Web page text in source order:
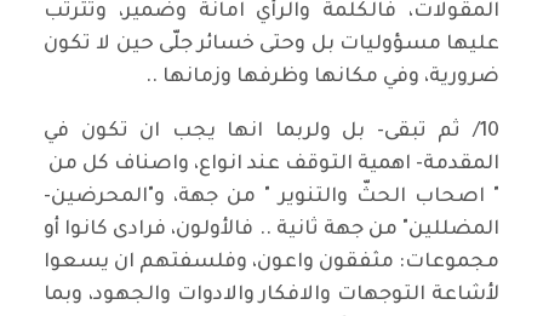
المقولات، فالكلمة والرأي امانة وضمير، وتترتب
عليها مسؤوليات بل وحتى خسائر جلّى حين لا تكون
ضرورية، وفي مكانها وظرفها وزمانها ..
10/ ثم تبقى- بل ولربما انها يجب ان تكون في
المقدمة- اهمية التوقف عند انواع، واصناف كل من
" اصحاب الحثّ والتنوير " من جهة، و"المحرضين-
المضللين" من جهة ثانية .. فالأولون، فرادى كانوا أو
مجموعات: مثفقون واعون، وفلسفتهم ان يسعوا
لأشاعة التوجهات والافكار والادوات والجهود، وبما